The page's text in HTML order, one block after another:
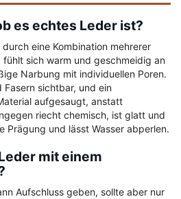
es echtes Leder ist?
eine Kombination mehrerer
fühlt sich warm und geschmeidig an
Narbung mit individuellen Poren.
sichtbar, und ein
aufgesaugt, anstatt
riecht chemisch, ist glatt und
Prägung und lässt Wasser abperlen.
mit einem
Aufschluss geben, sollte aber nur